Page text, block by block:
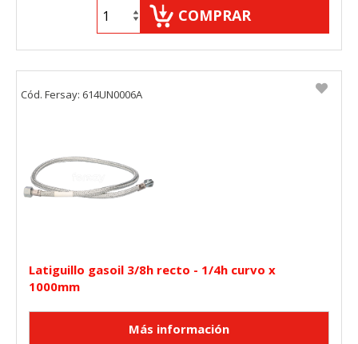
COMPRAR
Latiguillo gasoil 3/8h recto - 1/4h curvo x
1000mm
Cód. Fersay: 614UN0006A